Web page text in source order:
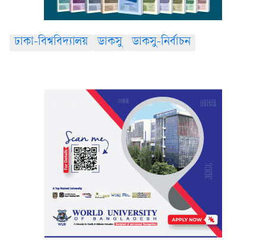
ঢাকা-বিশ্ববিদ্যালয় ডাকসু ডাকসু-নির্বাচন